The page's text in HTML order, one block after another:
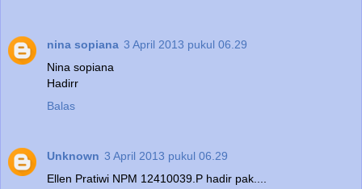
nina sopiana 3 April 2013 pukul 06.29
Nina sopiana
Hadirr
Balas
Unknown 3 April 2013 pukul 06.29
Ellen Pratiwi NPM 12410039.P hadir pak....